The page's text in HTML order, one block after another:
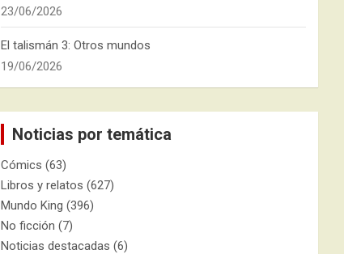
23/06/2026
El talismán 3: Otros mundos
19/06/2026
Noticias por temática
Cómics (63)
Libros y relatos (627)
Mundo King (396)
No ficción (7)
Noticias destacadas (6)